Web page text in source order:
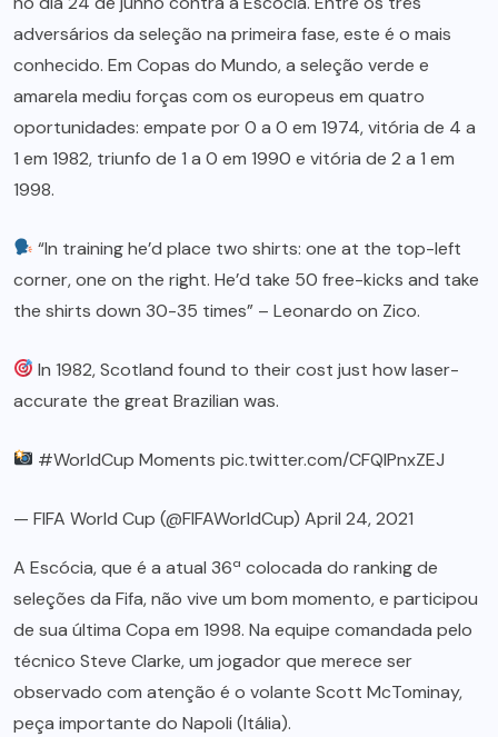
adversários da seleção na primeira fase, este é o mais
conhecido. Em Copas do Mundo, a seleção verde e
amarela mediu forças com os europeus em quatro
oportunidades: empate por 0 a 0 em 1974, vitória de 4 a
1 em 1982, triunfo de 1 a 0 em 1990 e vitória de 2 a 1 em
1998.
“In training he’d place two shirts: one at the top-left
corner, one on the right. He’d take 50 free-kicks and take
the shirts down 30-35 times” – Leonardo on Zico.
In 1982, Scotland found to their cost just how laser-
accurate the great Brazilian was.
#WorldCup Momentspic.twitter.com/CFQlPnxZEJ
— FIFA World Cup (@FIFAWorldCup) April 24, 2021
A Escócia, que é a atual 36ª colocada do ranking de
seleções da Fifa, não vive um bom momento, e participou
de sua última Copa em 1998. Na equipe comandada pelo
técnico Steve Clarke, um jogador que merece ser
observado com atenção é o volante Scott McTominay,
peça importante do Napoli (Itália).